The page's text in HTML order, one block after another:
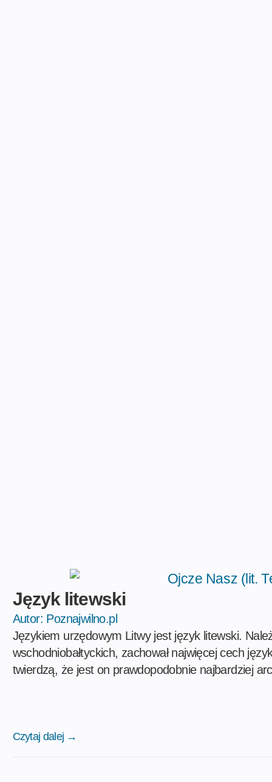
Język litewski
Autor: Poznajwilno.pl
Językiem urzędowym Litwy jest język litewski.
wschodniobałtyckich, zachował najwięcej cech
twierdzą, że jest on prawdopodobnie najbardziej
Czytaj dalej →